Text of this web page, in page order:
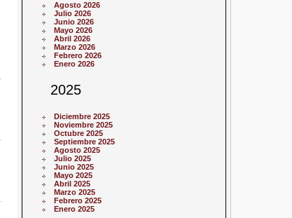
Agosto 2026
Julio 2026
Junio 2026
Mayo 2026
Abril 2026
Marzo 2026
Febrero 2026
Enero 2026
2025
Diciembre 2025
Noviembre 2025
Octubre 2025
Septiembre 2025
Agosto 2025
Julio 2025
Junio 2025
Mayo 2025
Abril 2025
Marzo 2025
Febrero 2025
Enero 2025